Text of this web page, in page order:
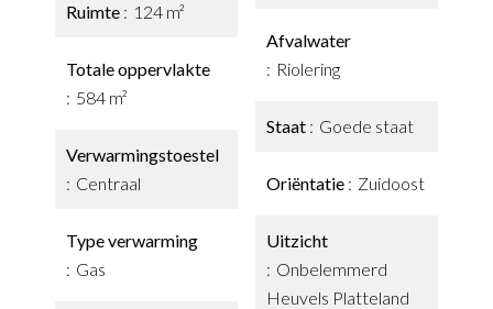
Ruimte 124 m²
Totale oppervlakte
584 m²
Verwarmingstoestel
Centraal
Type verwarming
Gas
Afvalwater
Riolering
Staat Goede staat
Oriëntatie Zuidoost
Uitzicht
Onbelemmerd
Heuvels Platteland